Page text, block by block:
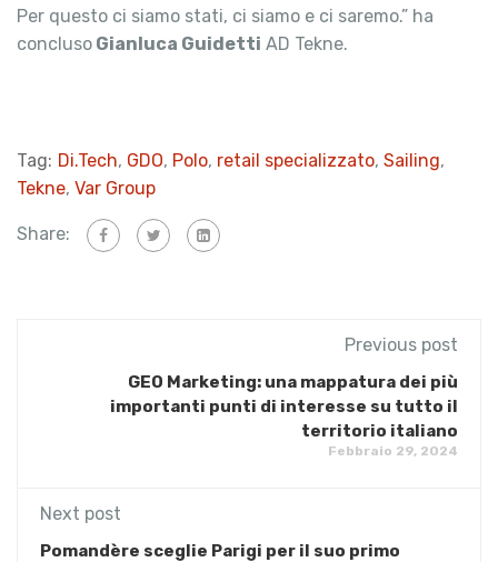
Per questo ci siamo stati, ci siamo e ci saremo.” ha
concluso Gianluca Guidetti AD Tekne.
Tag: Di.Tech, GDO, Polo, retail specializzato, Sailing,
Tekne, Var Group
Share:
Previous post
GEO Marketing: una mappatura dei più
importanti punti di interesse su tutto il
territorio italiano
Febbraio 29, 2024
Next post
Pomandère sceglie Parigi per il suo primo